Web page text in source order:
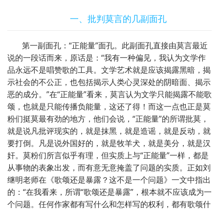
一、批判莫言的几副面孔
第一副面孔：“正能量”面孔。此副面孔直接由莫言最近
说的一段话而来，原话是：“我有一种偏见，我认为文学作
品永远不是唱赞歌的工具。文学艺术就是应该揭露黑暗，揭
示社会的不公正，也包括揭示人类心灵深处的阴暗面、揭示
恶的成分。”在“正能量”看来，莫言认为文学只能揭露不能歌
颂，也就是只能传播负能量，这还了得！而这一点也正是莫
粉们挺莫最有劲的地方，他们会说，“正能量”的所谓批莫，
就是说凡批评现实的，就是抹黑，就是造谣，就是反动，就
要打倒。凡是说外国好的，就是牧羊犬，就是美分，就是汉
奸。莫粉们所言似乎有理，但实质上与“正能量”一样，都是
从事物的表象出发，而有意无意掩盖了问题的实质。正如刘
继明老师在《歌颂还是暴露？这不是一个问题》一文中指出
的：“在我看来，所谓“歌颂还是暴露”，根本就不应该成为一
个问题。任何作家都有写什么和怎样写的权利，都有歌颂什